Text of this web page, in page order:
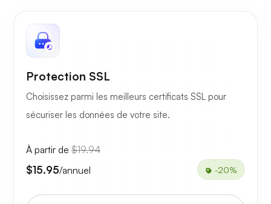
Protection SSL
Choisissez parmi les meilleurs certificats SSL pour
sécuriser les données de votre site.
À partir de $19.94
$15.95/annuel -20%